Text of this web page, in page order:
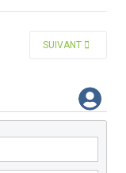
ARTICLE SUIVANT
SUIVANT